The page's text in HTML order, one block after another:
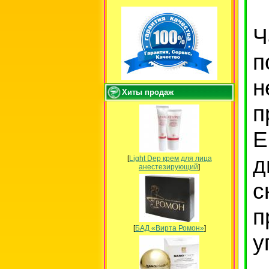
Хиты продаж
[Light Dep крем для лица
анестезирующий]
[БАД «Вирта Ромон»]